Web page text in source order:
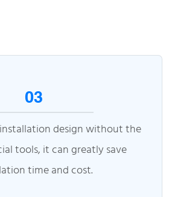
03
design without the
tools, it can greatly save
time and cost.